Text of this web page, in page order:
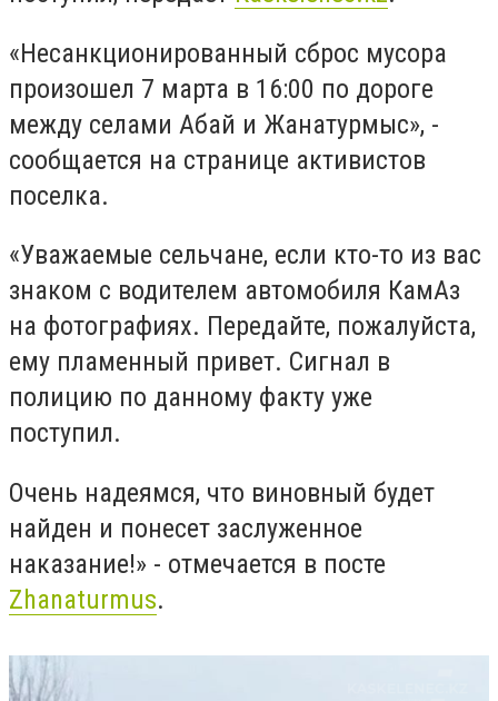
«Несанкционированный сброс мусора
произошел 7 марта в 16:00 по дороге
между селами Абай и Жанатурмыс», -
сообщается на странице активистов
поселка.
«Уважаемые сельчане, если кто-то из вас
знаком с водителем автомобиля КамАз
на фотографиях. Передайте, пожалуйста,
ему пламенный привет. Сигнал в
полицию по данному факту уже
поступил.
Очень надеямся, что виновный будет
найден и понесет заслуженное
наказание!» - отмечается в посте
Zhanaturmus.